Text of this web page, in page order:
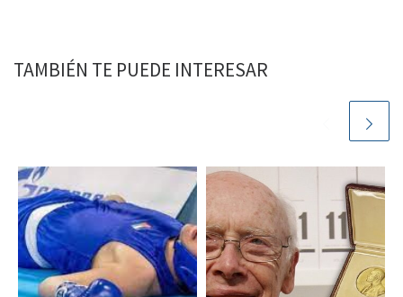
TAMBIÉN TE PUEDE INTERESAR